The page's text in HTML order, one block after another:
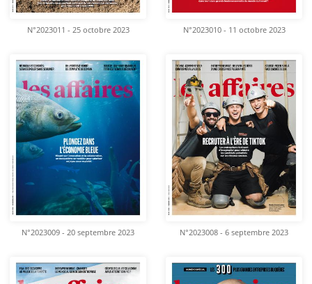
N°2023011 - 25 octobre 2023 N°2023010 - 11 octobre 2023
N°2023009 - 20 septembre 2023 N°2023008 - 6 septembre 2023